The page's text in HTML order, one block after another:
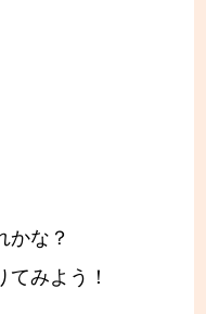
かな？
みよう！